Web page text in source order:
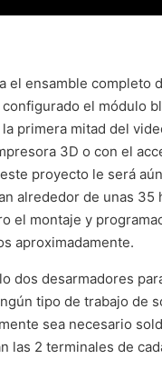
el ensamble completo
el módulo
primera mitad del
3D o con el
proyecto le será
alrededor de unas 35
el montaje y
aproximadamente.
dos desarmadores
tipo de trabajo de
sea necesario
las 2 terminales de